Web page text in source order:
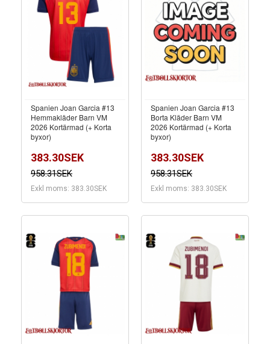
Spanien Joan Garcia #13
Hemmakläder Barn VM
2026 Kortärmad (+ Korta
byxor)
383.30SEK
958.31SEK
Exkl moms: 383.30SEK
Spanien Joan Garcia #13
Borta Kläder Barn VM
2026 Kortärmad (+ Korta
byxor)
383.30SEK
958.31SEK
Exkl moms: 383.30SEK